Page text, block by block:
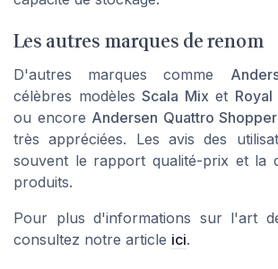
Les autres marques de renom
D'autres marques comme
célèbres modèlesScala Mix et
ou encore Andersen Quattro Shopper
très appréciées. Les avis des
souvent le rapport qualité-prix et la
produits.
Pour plus d'informations sur l'art
consultez notre article ici.